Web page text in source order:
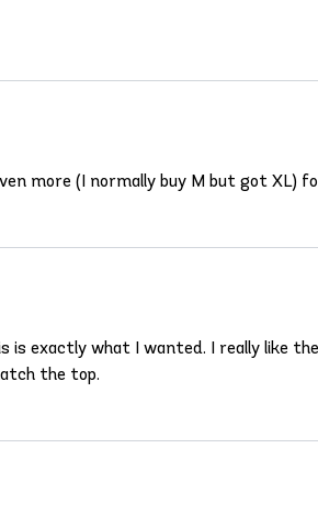
more (I normally buy M but got XL)
exactly what I wanted. I really like
the top.